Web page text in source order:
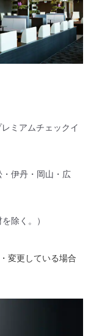
ミアムチェックイ
伊丹・岡山・広
除く。）
変更している場合